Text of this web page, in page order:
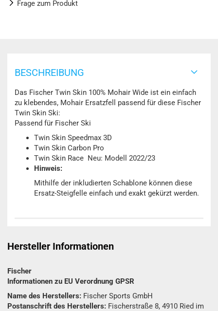
Frage zum Produkt
BESCHREIBUNG
Das Fischer Twin Skin 100% Mohair Wide ist ein einfach
zu klebendes, Mohair Ersatzfell passend für diese Fischer
Twin Skin Ski:
Passend für Fischer Ski
Twin Skin Speedmax 3D
Twin Skin Carbon Pro
Twin Skin Race Neu: Modell 2022/23
Hinweis:
Mithilfe der inkludierten Schablone können diese
Ersatz-Steigfelle einfach und exakt gekürzt werden.
Hersteller Informationen
Fischer
Informationen zu EU Verordnung GPSR
Name des Herstellers: Fischer Sports GmbH
Postanschrift des Herstellers: Fischerstraße 8, 4910 Ried im